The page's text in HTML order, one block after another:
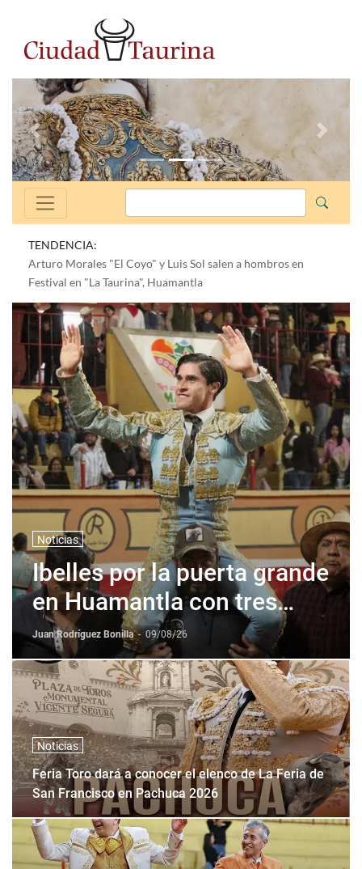
Anterior
TENDENCIA:
Arturo Morales "El Coyo" y Luis Sol salen a hombros en
Festival en "La Taurina", Huamantla
Noticias
Ibelles por la puerta grande
en Huamantla con tres
orejas
Juan Rodríguez Bonilla - 09/08/26
Noticias
Feria Toro dará a conocer el elenco de La Feria de
San Francisco en Pachuca 2026